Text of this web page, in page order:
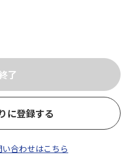
に登録する
合わせはこちら